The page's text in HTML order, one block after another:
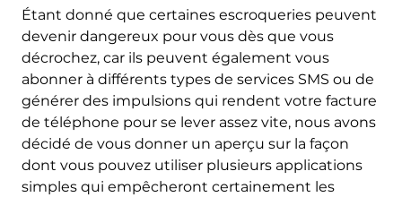
Étant donné que certaines escroqueries peuvent
devenir dangereux pour vous dès que vous
décrochez, car ils peuvent également vous
abonner à différents types de services SMS ou de
générer des impulsions qui rendent votre facture
de téléphone pour se lever assez vite, nous avons
décidé de vous donner un aperçu sur la façon
dont vous pouvez utiliser plusieurs applications
simples qui empêcheront certainement les